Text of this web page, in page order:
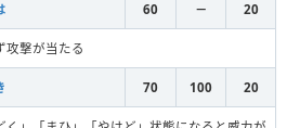
60 － 20
攻撃が当たる
70 100 20